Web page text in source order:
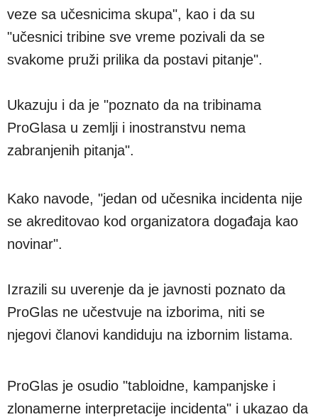
veze sa učesnicima skupa", kao i da su
"učesnici tribine sve vreme pozivali da se
svakome pruži prilika da postavi pitanje".
Ukazuju i da je "poznato da na tribinama
ProGlasa u zemlji i inostranstvu nema
zabranjenih pitanja".
Kako navode, "jedan od učesnika incidenta nije
se akreditovao kod organizatora događaja kao
novinar".
Izrazili su uverenje da je javnosti poznato da
ProGlas ne učestvuje na izborima, niti se
njegovi članovi kandiduju na izbornim listama.
ProGlas je osudio "tabloidne, kampanjske i
zlonamerne interpretacije incidenta" i ukazao da